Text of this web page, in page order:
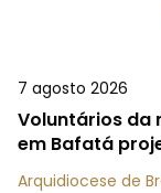
7 agosto 2026
Voluntários da
em Bafatá
Arquidiocese de